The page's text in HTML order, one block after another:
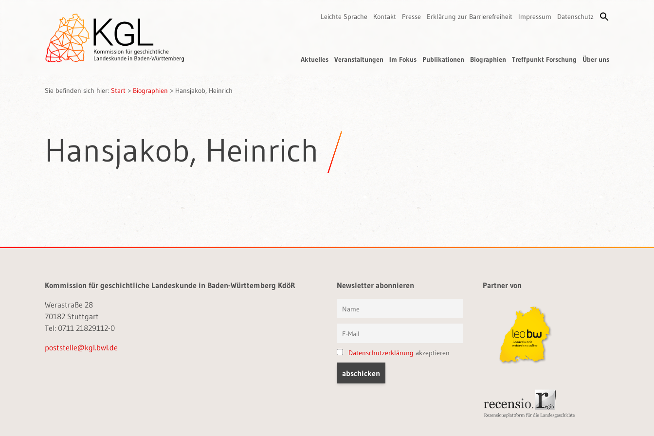
Leichte Sprache Kontakt Presse Erklärung zur Barrierefreiheit Impressum Datenschutz
Aktuelles Veranstaltungen Im Fokus Publikationen Biographien Treffpunkt Forschung Über uns
Sie befinden sich hier: Start > Biographien > Hansjakob, Heinrich
Hansjakob, Heinrich
Kommission für geschichtliche Landeskunde in Baden-Württemberg KdöR
Werastraße 28
70182 Stuttgart
Tel: 0711 21829112-0
poststelle@kgl.bwl.de
Newsletter abonnieren
Datenschutzerklärung akzeptieren
Partner von